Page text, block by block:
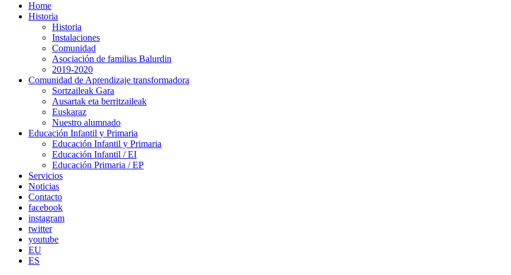
Home
Historia
Historia
Instalaciones
Comunidad
Asociación de familias Balurdin
2019-2020
Comunidad de Aprendizaje transformadora
Sortzaileak Gara
Ausartak eta berritzaileak
Euskaraz
Nuestro alumnado
Educación Infantil y Primaria
Educación Infantil y Primaria
Educación Infantil / EI
Educación Primaria / EP
Servicios
Noticias
Contacto
facebook
instagram
twitter
youtube
EU
ES